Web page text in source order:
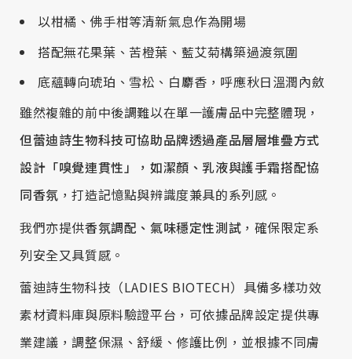
以柑橘、佛手柑等清新氣息作為開場
搭配無花果葉、苦橙葉、藍艾菊構築過渡氛圍
底蘊轉向琥珀、雪松、白麝香，呼應秋日溫潤內斂
雖然複雜的前中後調難以在單一護膚品中完整體現，
但蕾迪詩生物科技可協助品牌透過產品層層堆疊方式
設計「嗅覺連貫性」，如潔顏、乳液與護手霜搭配協
同香氛 ，打造記憶點與辨識度兼具的系列感。
我們亦提供香氛調配、氣味穩定性測試 ，確保限定系
列安全又具質感。
蕾迪詩生物科技（LADIES BIOTECH）具備多樣功效
素材資料庫與原料驗證平台，可依據品牌設定提供專
業建議，調整保濕、舒緩、修護比例，並根據不同膚